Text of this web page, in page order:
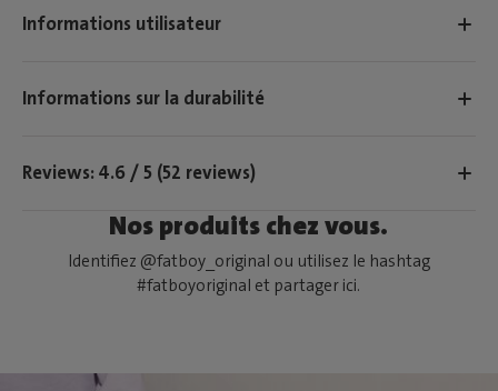
Informations utilisateur
Informations sur la durabilité
Reviews: 4.6 / 5 (52 reviews)
Nos produits chez vous.
Identifiez @fatboy_original ou utilisez le hashtag
#fatboyoriginal et partager ici.